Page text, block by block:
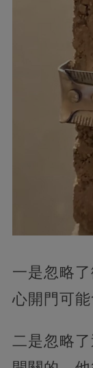
一是忽略
心開門可能
二是忽略